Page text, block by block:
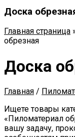
Доска
Главная страница
обрезная
Доска
Главная /
Ищете товары
«Пиломатериал
вашу задачу,